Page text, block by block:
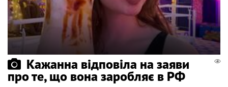
Кажанна відповіла на заяви
про те, що вона заробляє в РФ